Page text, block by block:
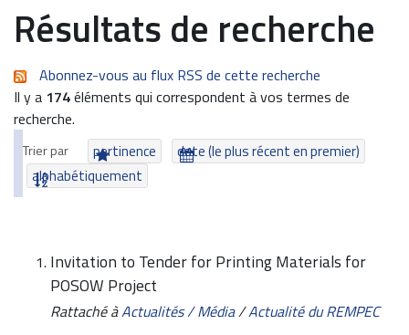
Résultats de recherche
Abonnez-vous au flux RSS de cette recherche
Il y a 174éléments qui correspondent à vos termes de
recherche.
Trier par pertinence
date (le plus récent en premier)
alphabétiquement
Invitation to Tender for Printing Materials for
POSOW Project
Rattaché àActualités / Média/Actualité du REMPEC